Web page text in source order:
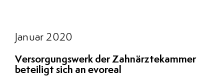
Januar 2020
Versorgungswerk der Zahnärztekammer
beteiligt sich an evoreal